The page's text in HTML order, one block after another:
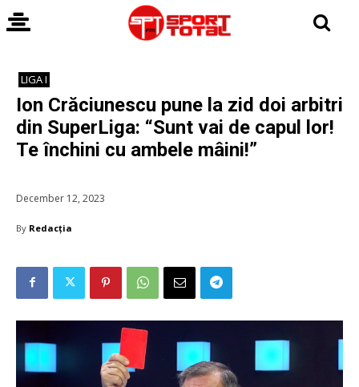
LIGA I
Ion Crăciunescu pune la zid doi arbitri
din SuperLiga: “Sunt vai de capul lor!
Te închini cu ambele mâini!”
December 12, 2023
By Redacția